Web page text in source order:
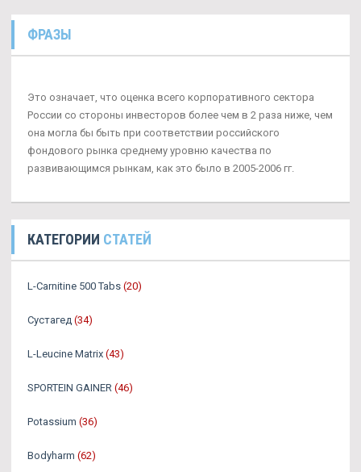
ФРАЗЫ
Это означает, что оценка всего корпоративного сектора
России со стороны инвесторов более чем в 2 раза ниже, чем
она могла бы быть при соответствии российского
фондового рынка среднему уровню качества по
развивающимся рынкам, как это было в 2005-2006 гг.
КАТЕГОРИИ СТАТЕЙ
L-Carnitine 500 Tabs (20)
Сустагед (34)
L-Leucine Matrix (43)
SPORTEIN GAINER (46)
Potassium (36)
Bodyharm (62)